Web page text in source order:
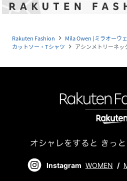
Rakuten Fashion navigate_next Mila Owen (ミラオーウ
カットソー・Tシャツ navigate_next アシンメトリーネッ
Instagram WOMEN /